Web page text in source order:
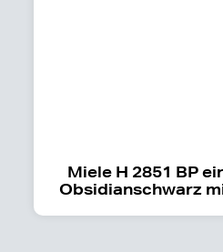
Miele H 2851 BP
Obsidianschwarz